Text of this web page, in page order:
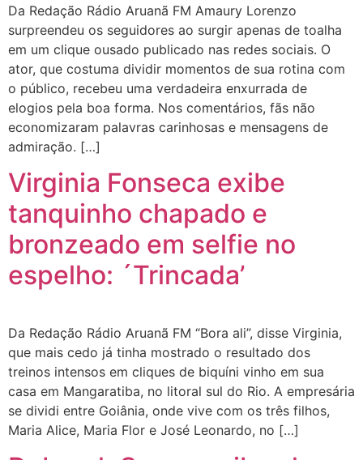
Da Redação Rádio Aruanã FM Amaury Lorenzo
surpreendeu os seguidores ao surgir apenas de toalha
em um clique ousado publicado nas redes sociais. O
ator, que costuma dividir momentos de sua rotina com
o público, recebeu uma verdadeira enxurrada de
elogios pela boa forma. Nos comentários, fãs não
economizaram palavras carinhosas e mensagens de
admiração. […]
Virginia Fonseca exibe
tanquinho chapado e
bronzeado em selfie no
espelho: ´Trincada’
Da Redação Rádio Aruanã FM “Bora ali”, disse Virginia,
que mais cedo já tinha mostrado o resultado dos
treinos intensos em cliques de biquíni vinho em sua
casa em Mangaratiba, no litoral sul do Rio. A empresária
se dividi entre Goiânia, onde vive com os três filhos,
Maria Alice, Maria Flor e José Leonardo, no […]